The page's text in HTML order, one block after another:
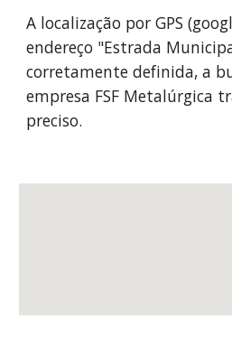
A localização por GPS
endereço "Estrada
corretamente definida, a
empresa FSF Metalúrgica
preciso.